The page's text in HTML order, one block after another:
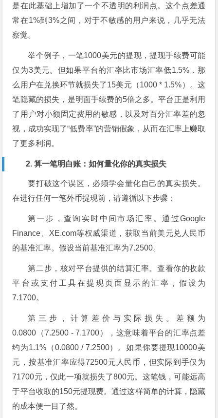
是在此基础上增加了一个不透明的利润点。这个点差通
常在1%到3%之间，对于不敏感的用户来说，几乎无法
察觉。
举个例子，一笔1000美元的提现，提现手续费可能
仅为3美元。但如果平台的汇率比市场汇率低1.5%，那
么用户在兑换环节就损失了15美元（1000 * 1.5%）。这
笔隐藏的损失，是明面手续费的5倍之多。平台正是利用
了用户对小额固定费用的敏感，以及对百分汇率差的忽
视，成功实现了“低费率”的营销假象，从而在汇率上赚取
了更多利润。
2. 算一笔明白账：如何量化你的真实损失
要打破这个误区，必须学会量化自己的真实损失。
在进行任何一笔外币提现前，请遵循以下步骤：
第一步，查询实时中间市场汇率。通过Google
Finance、XE.com等权威渠道，获取当前美元兑人民币
的基准汇率。假设当前基准汇率为7.2500。
第二步，核对平台提供的结算汇率。查看你的收款
平台或支付工具在提现页面显示的汇率，假设为
7.1700。
第三步，计算差价与实际损失。差额为
0.0800（7.2500 - 7.1700），这意味着平台的汇率点差
约为1.1%（0.0800 / 7.2500）。如果你要提现10000美
元，按基准汇率应得72500元人民币，但实际到手仅为
71700元，仅此一项就损失了800元。这笔钱，可能远高
于平台收取的150元提现费。通过这样简单的计算，隐藏
的成本便一目了然。